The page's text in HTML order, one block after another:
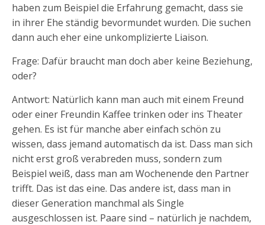
haben zum Beispiel die Erfahrung gemacht, dass sie
in ihrer Ehe ständig bevormundet wurden. Die suchen
dann auch eher eine unkomplizierte Liaison.
Frage: Dafür braucht man doch aber keine Beziehung,
oder?
Antwort: Natürlich kann man auch mit einem Freund
oder einer Freundin Kaffee trinken oder ins Theater
gehen. Es ist für manche aber einfach schön zu
wissen, dass jemand automatisch da ist. Dass man sich
nicht erst groß verabreden muss, sondern zum
Beispiel weiß, dass man am Wochenende den Partner
trifft. Das ist das eine. Das andere ist, dass man in
dieser Generation manchmal als Single
ausgeschlossen ist. Paare sind – natürlich je nachdem,